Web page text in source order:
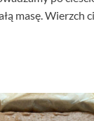
masę. Wierzch